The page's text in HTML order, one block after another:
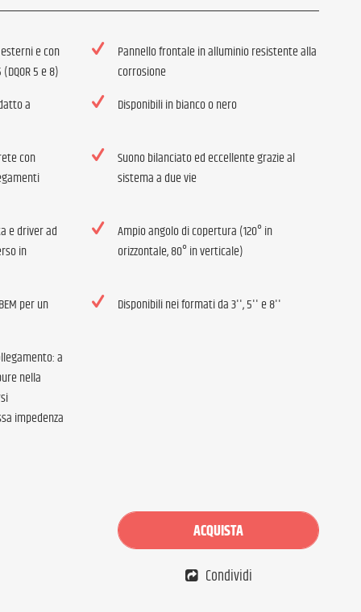
e con
5 e 8)
Pannello frontale in alluminio resistente alla
corrosione
a
Disponibili in bianco o nero
con
Suono bilanciato ed eccellente grazie al
sistema a due vie
e driver ad
in
Ampio angolo di copertura (120° in
orizzontale, 80° in verticale)
per un Disponibili nei formati da 3'', 5'' e 8''
a
nella
impedenza
ACQUISTA
Condividi